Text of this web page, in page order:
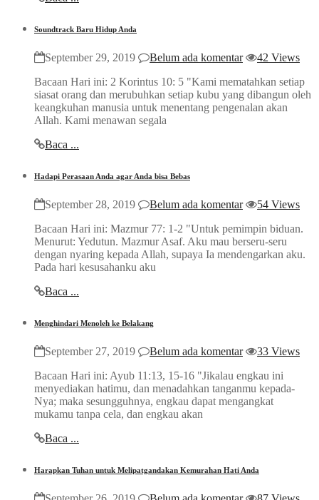
Soundtrack Baru Hidup Anda
September 29, 2019 Belum ada komentar
42 Views
Bacaan Hari ini: 2 Korintus 10: 5 "Kami mematahkan setiap
siasat orang dan merubuhkan setiap kubu yang dibangun oleh
keangkuhan manusia untuk menentang pengenalan akan
Allah. Kami menawan segala
Baca ...
Hadapi Perasaan Anda agar Anda bisa Bebas
September 28, 2019 Belum ada komentar
54 Views
Bacaan Hari ini: Mazmur 77: 1-2 "Untuk pemimpin biduan.
Menurut: Yedutun. Mazmur Asaf. Aku mau berseru-seru
dengan nyaring kepada Allah, supaya Ia mendengarkan aku.
Pada hari kesusahanku aku
Baca ...
Menghindari Menoleh ke Belakang
September 27, 2019 Belum ada komentar
33 Views
Bacaan Hari ini: Ayub 11:13, 15-16 "Jikalau engkau ini
menyediakan hatimu, dan menadahkan tanganmu kepada-
Nya; maka sesungguhnya, engkau dapat mengangkat
mukamu tanpa cela, dan engkau akan
Baca ...
Harapkan Tuhan untuk Melipatgandakan Kemurahan Hati Anda